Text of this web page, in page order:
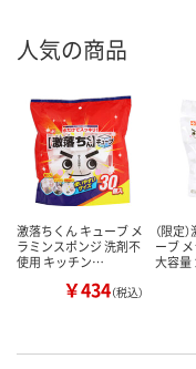
人気の商品
激落ちくん キューブ メ
ラミンスポンジ 洗剤不
使用 キッチン…
￥434（税込）
（限定
ーブ
大容